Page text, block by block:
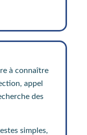
à connaître
appel
des
simples,